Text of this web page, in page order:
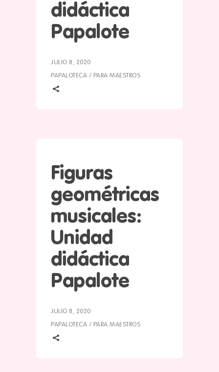
didáctica
Papalote
JULIO 8, 2020
PAPALOTECA / PARA MAESTROS
Figuras
geométricas
musicales:
Unidad
didáctica
Papalote
JULIO 8, 2020
PAPALOTECA / PARA MAESTROS